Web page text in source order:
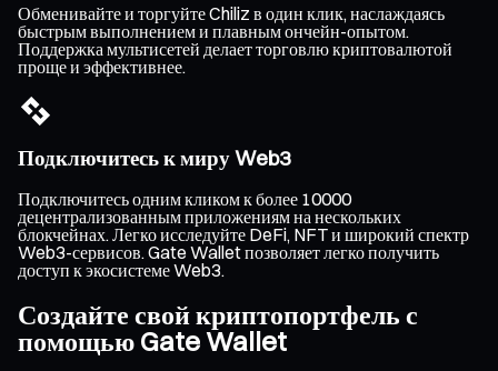
Обменивайте и торгуйте Chiliz в один клик, наслаждаясь
быстрым выполнением и плавным ончейн-опытом.
Поддержка мультисетей делает торговлю криптовалютой
проще и эффективнее.
Подключитесь к миру Web3
Подключитесь одним кликом к более 10000
децентрализованным приложениям на нескольких
блокчейнах. Легко исследуйте DeFi, NFT и широкий спектр
Web3-сервисов. Gate Wallet позволяет легко получить
доступ к экосистеме Web3.
Создайте свой криптопортфель с
помощью Gate Wallet